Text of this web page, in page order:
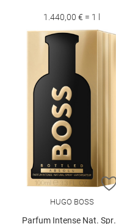
1.440,00 € = 1 l
HUGO BOSS
Parfum Intense Nat. Spray 100 ml